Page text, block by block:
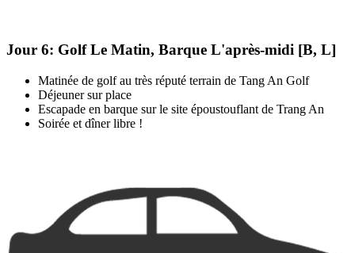
Jour 6: Golf Le Matin, Barque L'après-midi [B, L]
Matinée de golf au très réputé terrain de Tang An Golf
Déjeuner sur place
Escapade en barque sur le site époustouflant de Trang An
Soirée et dîner libre !